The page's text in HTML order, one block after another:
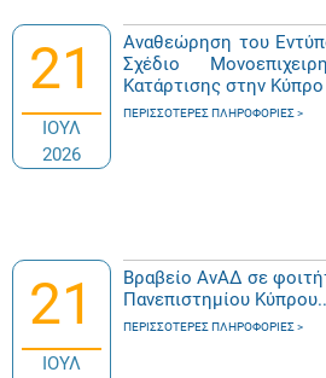
21
ΙΟΥΛ
2026
Αναθεώρηση του
Σχέδιο
Κατάρτισης στην
ΠΕΡΙΣΣΌΤΕΡΕΣ ΠΛΗΡΟΦΟΡΊΕΣ
21
ΙΟΥΛ
Βραβείο ΑνΑΔ σε
Πανεπιστημίου
ΠΕΡΙΣΣΌΤΕΡΕΣ ΠΛΗΡΟΦΟΡΊΕΣ